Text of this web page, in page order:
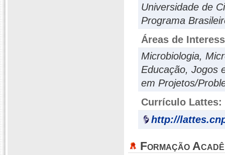
Universidade de
Programa
Áreas de
Microbiologia,
Educação, Jogos
em Projetos/
Currículo Lattes:
http://
Formação